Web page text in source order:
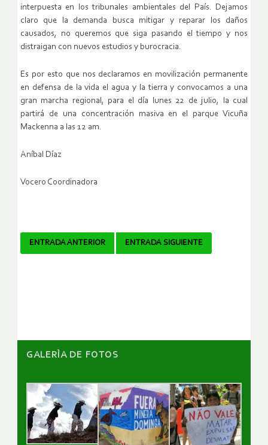
interpuesta en los tribunales ambientales del País. Dejamos
claro que la demanda busca mitigar y reparar los daños
causados, no queremos que siga pasando el tiempo y nos
distraigan con nuevos estudios y burocracia.
Es por esto que nos declaramos en movilización permanente
en defensa de la vida el agua y la tierra y convocamos a una
gran marcha regional, para el día lunes 22 de julio, la cual
partirá de una concentración masiva en el parque Vicuña
Mackenna a las 12 am.
Aníbal Díaz
Vocero Coordinadora
Navegador
ENTRADA ANTERIOR ENTRADA SIGUIENTE
GALERÌA DE FOTOS